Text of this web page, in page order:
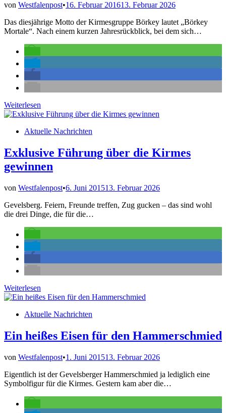
von Westfalenpost•16. Februar 201613. Februar 2026
Das diesjährige Motto der Kirmesgruppe Börkey lautet „Börkey
Mortale“. Nach einem kurzen Jahresrückblick, bei dem sich…
„Börkey
Mortale“
Juni
Weiterlesen
Veröffentlicht
Aktuelle Nachrichten
Exklusive Führung über die Kirmes
gewinnen
von Westfalenpost•6. Juni 201513. Februar 2026
Gevelsberg. Feiern, Freunde treffen, Zug gucken – das sind wohl
die drei Dinge, die für die…
Exklusive
Führung
gewinnen
Weiterlesen
Veröffentlicht
Aktuelle Nachrichten
Ein heißes Eisen für den Hammerschmied
von Westfalenpost•1. Juni 201513. Februar 2026
Eigentlich ist der Gevelsberger Hammerschmied ja lediglich eine
Symbolfigur für die Kirmes. Gestern kam aber die…